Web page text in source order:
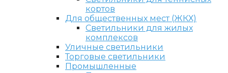
кортов
Для общественных мест (ЖКХ)
Светильники для жилых
комплексов
Уличные светильники
Торговые светильники
Промышленные